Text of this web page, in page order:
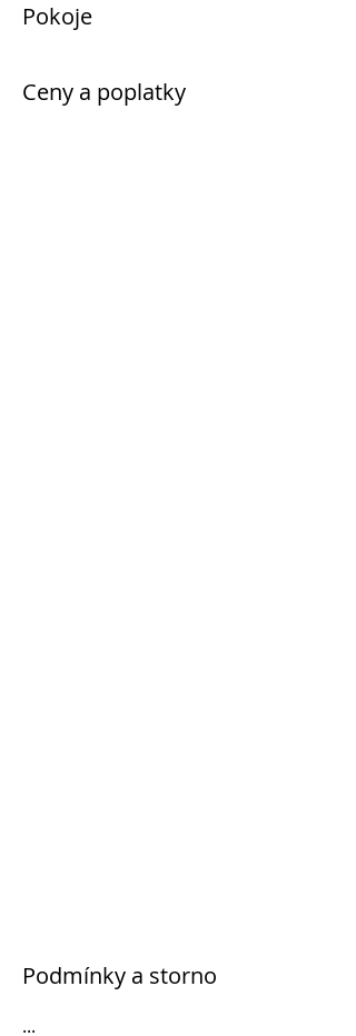
Pokoje
Ceny a poplatky
Podmínky a storno
...